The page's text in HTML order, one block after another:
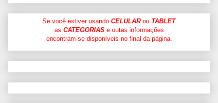
Se você estiver usando CELULARou TABLET
as CATEGORIASe outas informações
encontram-se disponíveis no final da página.